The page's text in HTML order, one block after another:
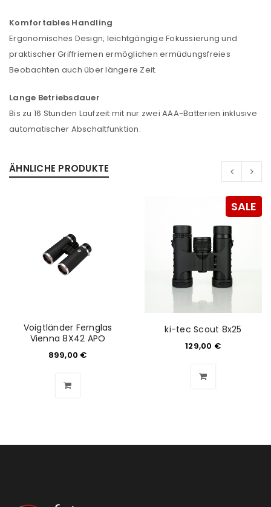
Komfortables Handling
Ergonomisches Design, leichtgängige Fokussierung und
praktischer Griffriemen ermöglichen ermüdungsfreies
Beobachten auch über längere Zeit.
Lange Betriebsdauer
Bis zu 16 Stunden Laufzeit mit nur zwei AAA-Batterien inklusive
automatischer Abschaltfunktion.
ÄHNLICHE PRODUKTE
Voigtländer Fernglas
Vienna 8X42 APO
899,00 €
SALE
ki-tec Scout 8x25
129,00 €